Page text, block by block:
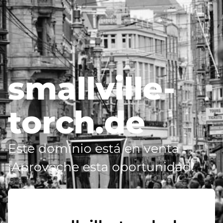
smallville-
torch.de
Este dominio está en venta -
¡Aproveche esta oportunidad!